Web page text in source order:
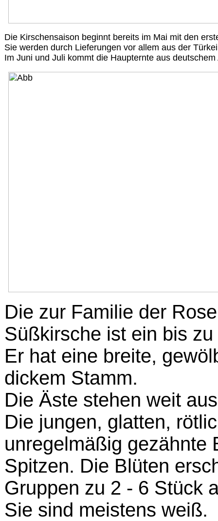
Die Kirschensaison beginnt bereits im Mai mit den
Sie werden durch Lieferungen vor allem aus der
Im Juni und Juli kommt die Haupternte aus
Die zur Familie der
Süßkirsche ist ein bis
Er hat eine breite,
dickem Stamm.
Die Äste stehen weit
Die jungen, glatten,
unregelmäßig gezähnte
Spitzen. Die Blüten
Gruppen zu 2 - 6 Stück
Sie sind meistens weiß.